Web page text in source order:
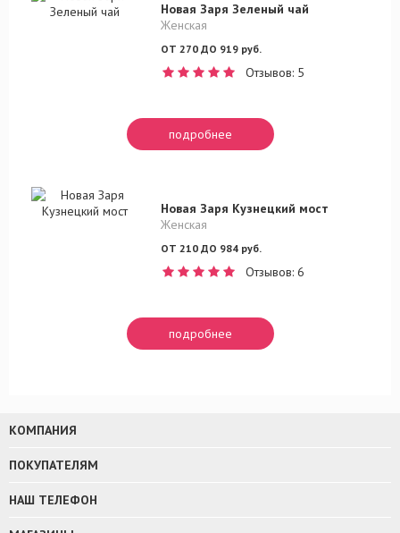
Новая Заря Зеленый чай
Женская
ОТ 270 ДО 919 руб.
Отзывов: 5
подробнее
Новая Заря Кузнецкий мост
Женская
ОТ 210 ДО 984 руб.
Отзывов: 6
подробнее
КОМПАНИЯ
ПОКУПАТЕЛЯМ
НАШ ТЕЛЕФОН